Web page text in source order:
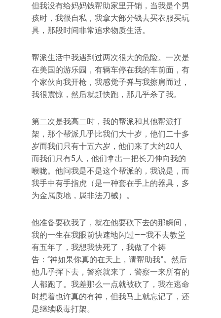
但我没有给妈妈钱帮助家里开销，当我是个男
孩时，我很自私，我拿大部分钱去买衣服买玩
具，那段时间非常追求物质生活。
帮派生活中我遇到过两次很大的危险。一次是
在美国的游乐园，有辆车停在我的车前面，有
个家伙向我开枪，我感觉子弹与我擦肩而过，
我很震惊，然后就赶快跑，那几乎杀了我。
第二次是我高二时，我的帮派和其他帮派打
架，那个帮派几乎比我们大十岁，他们二十多
岁而我们只有十五六岁，他们来了大约20人
而我们只有5人，他们拿出一把长刀伸向我的
喉咙。他问我是不是这个帮派的，我说是，而
我手中有手指虎（是一种套在手上的器具，多
为金属质地，属非法刀械）。
他准备要砍我了，就在他要砍下去的那瞬间，
我的一生在我眼前快速地闪过——我不去教堂
有五年了，我想我快死了，我做了个祷
告：“神如果你真的在天上，请帮助我”。然后
他几乎挥下去，警察就来了，警察一来所有的
人都跑了。我差那么一点就被砍了，我在逃命
时想着也许真的有神，但我马上就忘记了，还
是继续吸毒打架。